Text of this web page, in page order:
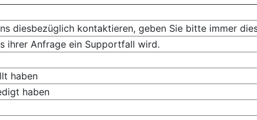
diesbezüglich kontaktieren, geben Sie bitte immer
ihrer Anfrage ein Supportfall wird.
haben
haben